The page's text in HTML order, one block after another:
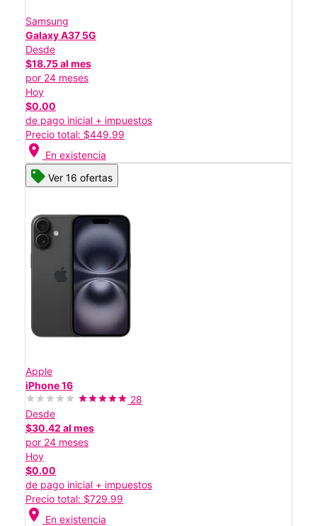
Samsung
Galaxy A37 5G
Desde
$18.75 al mes
por 24 meses
Hoy
$0.00
de pago inicial + impuestos
Precio total: $449.99
location_on En existencia
Ver 16 ofertas
Apple
iPhone 16
28
Desde
$30.42 al mes
por 24 meses
Hoy
$0.00
de pago inicial + impuestos
Precio total: $729.99
location_on En existencia